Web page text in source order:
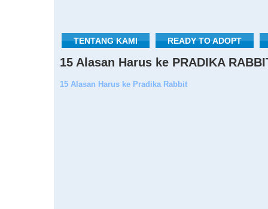
TENTANG KAMI READY TO ADOPT
15 Alasan Harus ke PRADIKA
15 Alasan Harus ke Pradika Rabbit